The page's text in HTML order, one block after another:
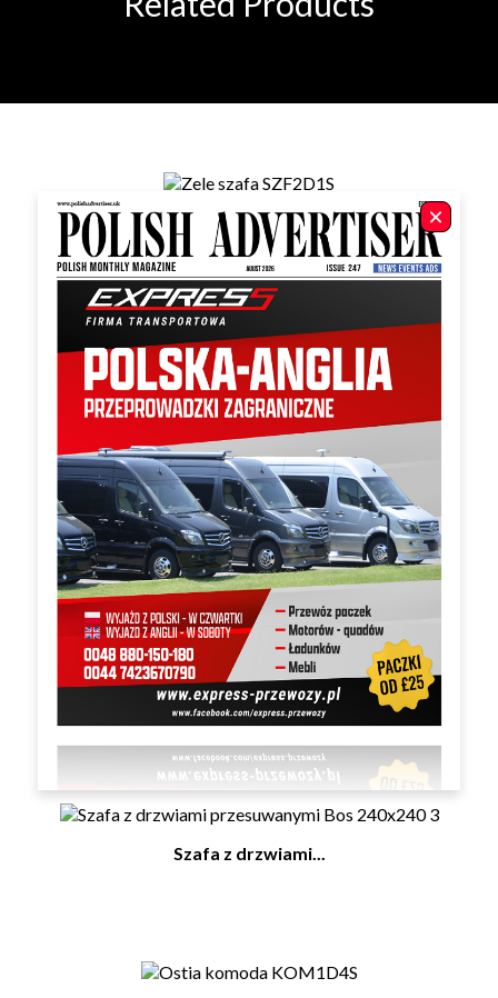
Angela szafa SZF2D1S
Heven witryna REG1W2S
Basti półka P/3/10
Lokanto szafka nocna KOM1S
Szafa z drzwiami...